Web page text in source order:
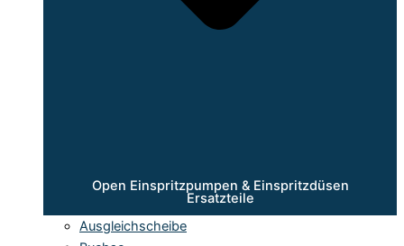
Open Einspritzpumpen & Einspritzdüsen
Ersatzteile
Ausgleichscheibe